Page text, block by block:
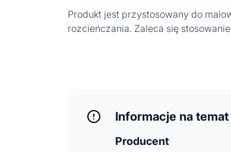
Produkt jest przystosowany do
rozcieńczania. Zaleca się
Informacje na
Producent